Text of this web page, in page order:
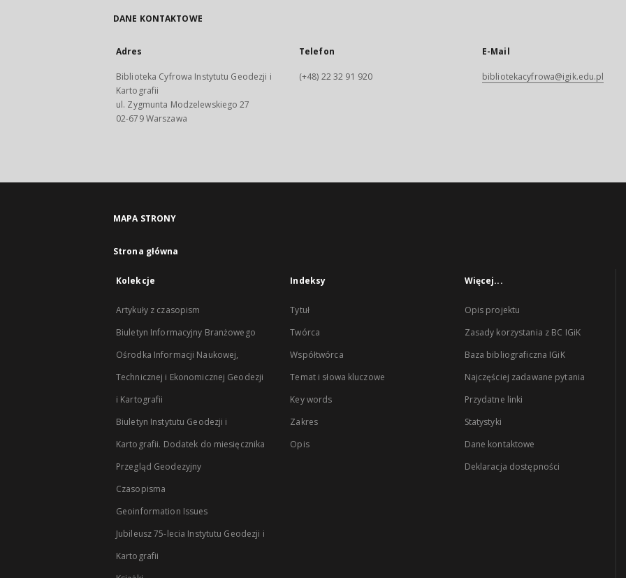
DANE KONTAKTOWE
Adres
Biblioteka Cyfrowa Instytutu Geodezji i
Kartografii
ul. Zygmunta Modzelewskiego 27
02-679 Warszawa
Telefon
(+48) 22 32 91 920
E-Mail
bibliotekacyfrowa@igik.edu.pl
MAPA STRONY
Strona główna
Kolekcje
Artykuły z czasopism
Biuletyn Informacyjny Branżowego
Ośrodka Informacji Naukowej,
Technicznej i Ekonomicznej Geodezji
i Kartografii
Biuletyn Instytutu Geodezji i
Kartografii. Dodatek do miesięcznika
Przegląd Geodezyjny
Czasopisma
Geoinformation Issues
Jubileusz 75-lecia Instytutu Geodezji i
Kartografii
Indeksy
Tytuł
Twórca
Współtwórca
Temat i słowa kluczowe
Key words
Zakres
Opis
Więcej...
Opis projektu
Zasady korzystania z BC IGiK
Baza bibliograficzna IGiK
Najczęściej zadawane pytania
Przydatne linki
Statystyki
Dane kontaktowe
Deklaracja dostępności